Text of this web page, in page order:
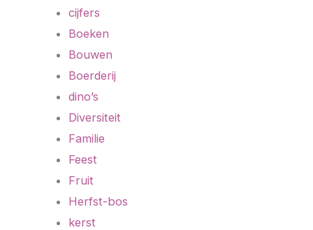
cijfers
Boeken
Bouwen
Boerderij
dino’s
Diversiteit
Familie
Feest
Fruit
Herfst-bos
kerst